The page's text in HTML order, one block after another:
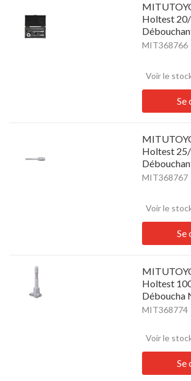
Holtest
MIT368766
Voir le
Se
Holtest
MIT368767
Voir le
Se
Holtest
Déboucha
MIT368774
Voir le
Se